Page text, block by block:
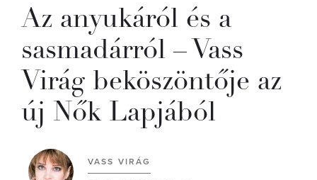
Az anyukáról és a
sasmadárról – Vass
Virág beköszöntője az
új Nők Lapjából
VASS VIRÁG